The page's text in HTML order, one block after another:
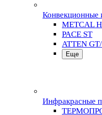
Конвекционные
METCAL
PACE ST
ATTEN
Еще
Инфракрасные